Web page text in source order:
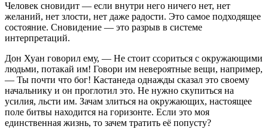
Человек сновидит — если внутри него ничего нет, нет
желаний, нет злости, нет даже радости. Это самое подходящее
состояние. Сновидение — это разрыв в системе
интерпретаций.
Дон Хуан говорил ему, — Не стоит ссориться с окружающими
людьми, потакай им! Говори им невероятные вещи, например,
— Ты почти что бог! Кастанеда однажды сказал это своему
начальнику и он проглотил это. Не нужно скупиться на
усилия, льсти им. Зачам злиться на окружающих, настоящее
поле битвы находится на горизонте. Если это моя
единственная жизнь, то зачем тратить её попусту?